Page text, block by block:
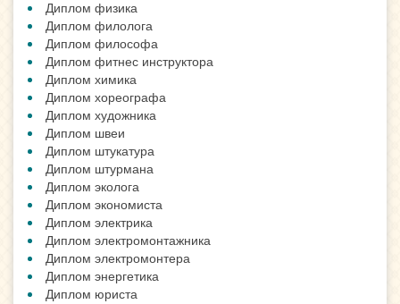
Диплом физика
Диплом филолога
Диплом философа
Диплом фитнес инструктора
Диплом химика
Диплом хореографа
Диплом художника
Диплом швеи
Диплом штукатура
Диплом штурмана
Диплом эколога
Диплом экономиста
Диплом электрика
Диплом электромонтажника
Диплом электромонтера
Диплом энергетика
Диплом юриста